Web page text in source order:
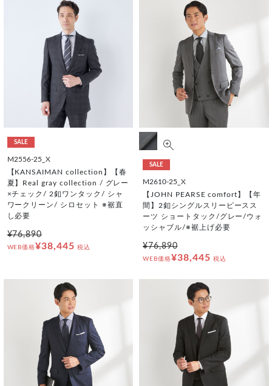
SALE
M2556-25_X
【KANSAIMAN collection】【春
夏】Real gray collection / グレー
×チェック/ 2釦ワンタック/ シャ
ワークリーン/ シロセット ※裾直
し必要
¥76,890
WEB価格¥38,445 税込
SALE
M2610-25_X
【JOHN PEARSE comfort】【年
間】2釦シングルスリーピースス
ーツ ショートタック/グレー/ウォ
ッシャブル/※裾上げ必要
¥76,890
WEB価格¥38,445 税込